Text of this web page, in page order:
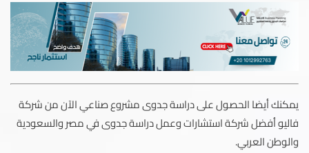
يمكنك أيضا الحصول على دراسة جدوى مشروع صناعي الآن من شركة
فاليو أفضل شركة استشارات وعمل دراسة جدوى في مصر والسعودية
والوطن العربي.